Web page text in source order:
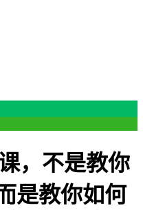
，不是教你
是教你如何